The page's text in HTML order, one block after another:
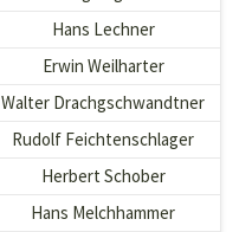
Hans Lechner
Erwin Weilharter
Walter Drachgschwandtner
Rudolf Feichtenschlager
Herbert Schober
Hans Melchhammer